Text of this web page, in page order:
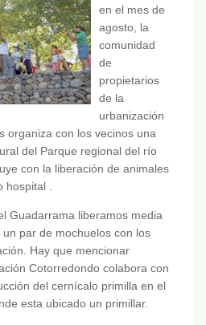
en el mes de
agosto, la
comunidad
de
propietarios
de la
urbanización
organiza con los vecinos una
del Parque regional del río
con la liberación de animales
hospital .
Guadarrama liberamos media
par de mochuelos con los
Hay que mencionar
Cotorredondo colabora con
del cernícalo primilla en el
esta ubicado un primillar.